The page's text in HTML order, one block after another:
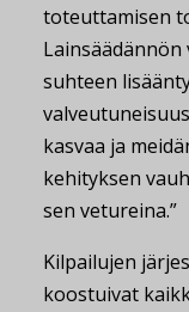
toteuttamisen
suhteen
kasvaa ja
kehityksen
sen vetureina.”
Kilpailujen
koostuivat